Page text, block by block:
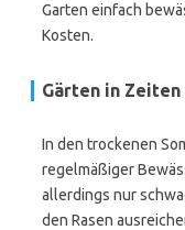
Garten einfach
Kosten.
Gärten in
In den trockenen
regelmäßiger
allerdings nur
den Rasen